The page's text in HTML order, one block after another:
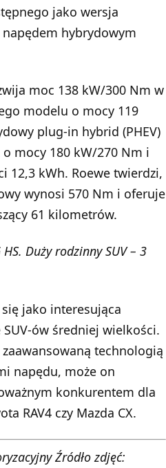
jako wersja
hybrydowym
moc 138 kW/300 Nm w
modelu o mocy 119
plug-in hybrid (PHEV)
mocy 180 kW/270 Nm i
12,3 kWh. Roewe twierdzi,
wynosi 570 Nm i oferuje
61 kilometrów.
Duży rodzinny SUV – 3
jako interesująca
ów średniej wielkości.
technologią
napędu, może on
konkurentem dla
RAV4 czy Mazda CX.
Źródło zdjęć: